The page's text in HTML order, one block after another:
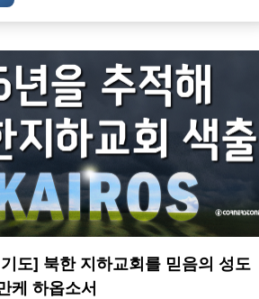
도] 북한 지하교회를 믿음의 성도
케 하옵소서